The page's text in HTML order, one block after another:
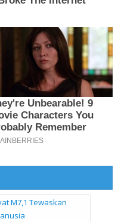
M7,1 Tewaskan